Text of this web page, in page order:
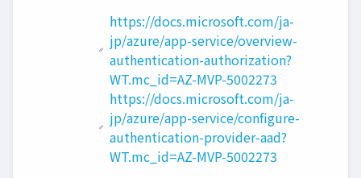
https://docs.microsoft.com/ja-
jp/azure/app-service/overview-
authentication-authorization?
WT.mc_id=AZ-MVP-5002273
https://docs.microsoft.com/ja-
jp/azure/app-service/configure-
authentication-provider-aad?
WT.mc_id=AZ-MVP-5002273